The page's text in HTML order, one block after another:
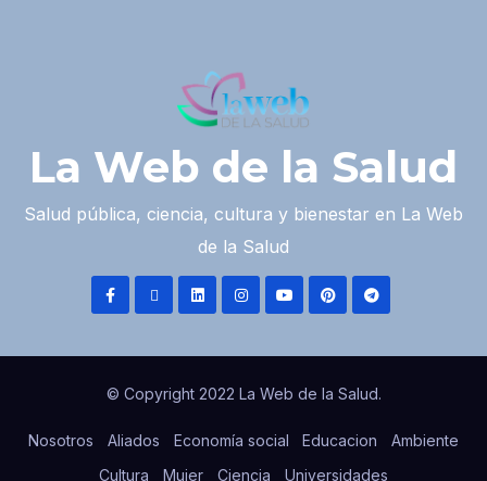
La Web de la Salud
Salud pública, ciencia, cultura y bienestar en La Web
de la Salud
© Copyright 2022 La Web de la Salud.
Nosotros Aliados Economía social Educacion
Ambiente
Cultura
Mujer Ciencia Universidades